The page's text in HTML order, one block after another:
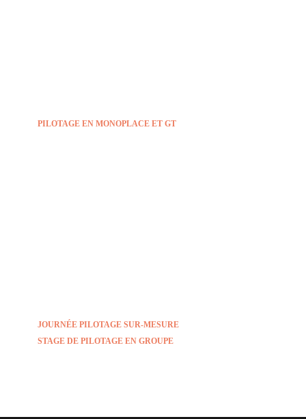
PILOTAGE EN MONOPLACE ET GT
JOURNÉE PILOTAGE SUR-MESURE
STAGE DE PILOTAGE EN GROUPE